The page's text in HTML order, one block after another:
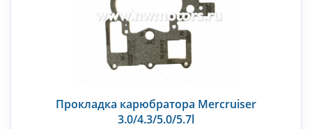
Прокладка карюбратора Mercruiser
3.0/4.3/5.0/5.7l